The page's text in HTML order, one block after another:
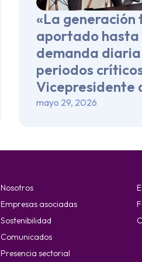
«La generación
aportado hasta
demanda
periodos
Vicepresidente
mayo 29, 2026
Nosotros
Empresas asociadas
Sostenibilidad
Comunicados
Presencia sectorial